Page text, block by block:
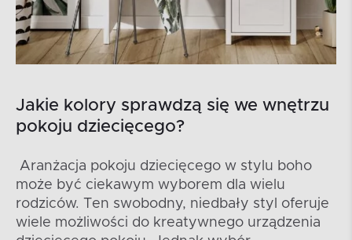
Jakie kolory sprawdzą się we wnętrzu
pokoju dziecięcego?
Aranżacja pokoju dziecięcego w stylu boho
może być ciekawym wyborem dla wielu
rodziców. Ten swobodny, niedbały styl oferuje
wiele możliwości do kreatywnego urządzenia